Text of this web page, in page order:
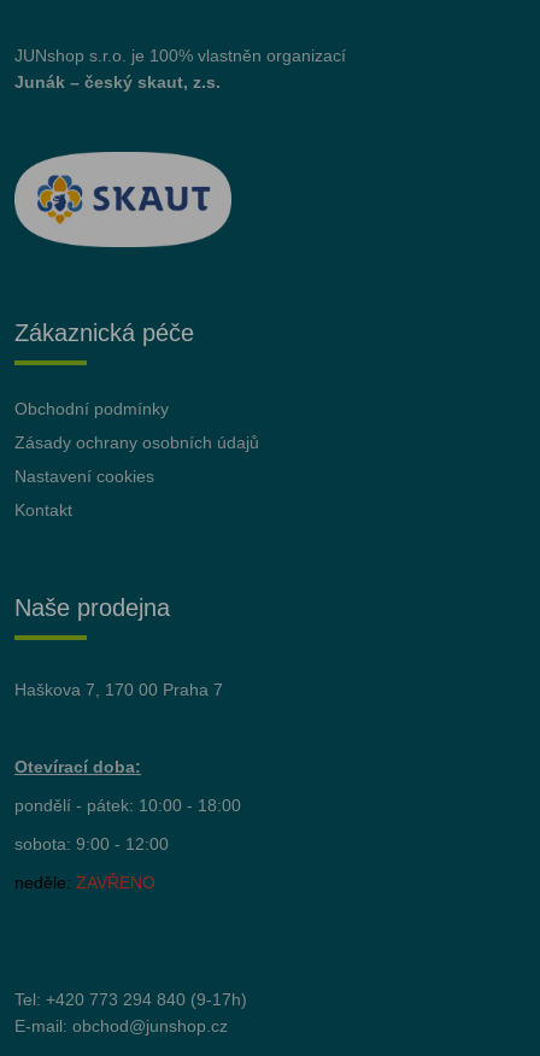
JUNshop s.r.o.
je 100% vlastněn organizací
Junák – český skaut, z.s.
Zákaznická péče
Obchodní podmínky
Zásady ochrany osobních údajů
Nastavení cookies
Kontakt
Naše prodejna
Haškova 7, 170 00 Praha 7
Otevírací doba:
pondělí - pátek: 10:00 - 18:00
sobota: 9:00 - 12:00
neděle: ZAVŘENO
Tel: +420 773 294 840 (9-17h)
E-mail: obchod@junshop.cz